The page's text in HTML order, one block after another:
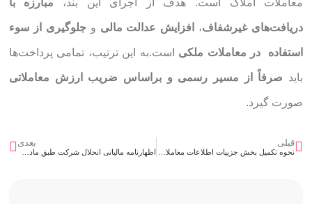
دریافت‌های غیرشفاف، افزایش عدالت مالی وجلوگیری از سوء
استفاده در معاملات ملکی است.به این ترتیب، تمامی پرداخت‌ها
باید صرفاً از مسیر رسمی و براساس ضریب ارزش معاملاتی
صورت گیرد.
قبلی
نحوه تکمیل بخش جزییات اطلاعات معاملات در اظهارنامه ارزش افزوده
بعدی